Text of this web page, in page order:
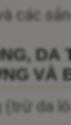
các
DA
VÀ
(trừ da